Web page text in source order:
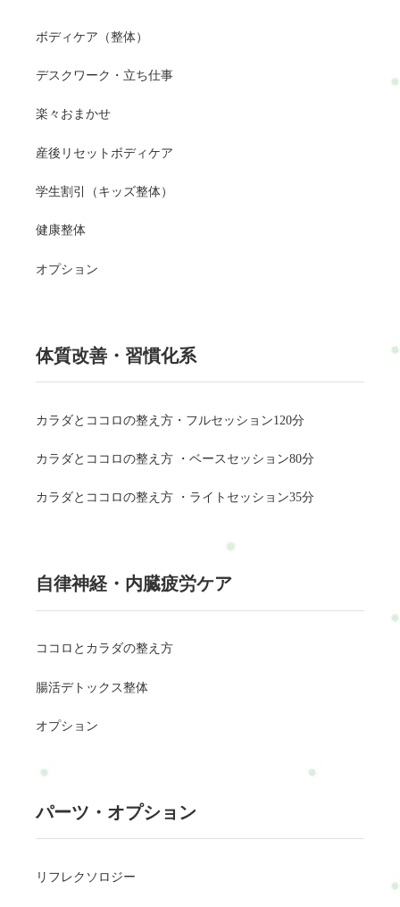
ボディケア（整体）
デスクワーク・立ち仕事
楽々おまかせ
産後リセットボディケア
学生割引（キッズ整体）
健康整体
オプション
体質改善・習慣化系
カラダとココロの整え方・フルセッション120分
カラダとココロの整え方 ・ベースセッション80分
カラダとココロの整え方 ・ライトセッション35分
自律神経・内臓疲労ケア
ココロとカラダの整え方
腸活デトックス整体
オプション
パーツ・オプション
リフレクソロジー